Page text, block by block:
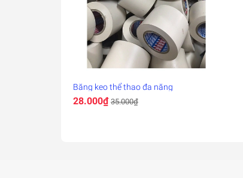
Băng keo thể thao đa năng
28.000₫ 35.000₫